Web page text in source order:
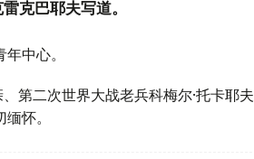
克巴耶夫写道。
中心。
第二次世界大战老兵科梅尔·托卡耶夫
怀。